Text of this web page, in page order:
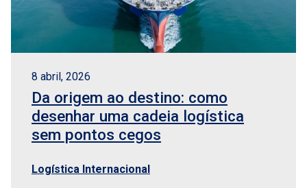
8 abril, 2026
Da origem ao destino: como
desenhar uma cadeia logística
sem pontos cegos
Logística Internacional